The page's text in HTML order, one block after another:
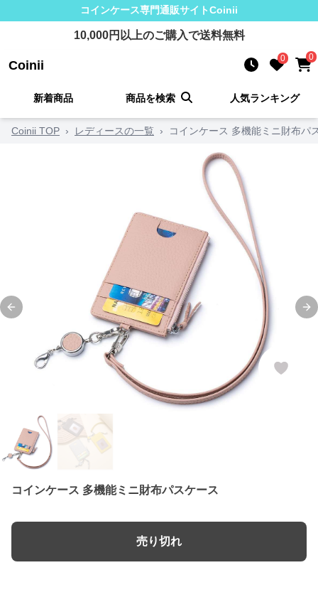
コインケース専門通販サイトCoinii
10,000円以上のご購入で送料無料
Coinii 0 0
新着商品 商品を検索 人気ランキング
Coinii TOP › レディースの一覧 › コインケース 多機能ミニ財布パ
Previous slide
コインケース 多機能ミニ財布パスケース
売り切れ